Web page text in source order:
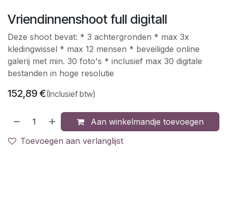
Vriendinnenshoot full digitall
Deze shoot bevat: * 3 achtergronden * max 3x
kledingwissel * max 12 mensen * beveiligde online
galerij met min. 30 foto's * inclusief max 30 digitale
bestanden in hoge resolutie
152,89€(Inclusief btw)
Aan winkelmandje toevoegen
Toevoegen aan verlanglijst